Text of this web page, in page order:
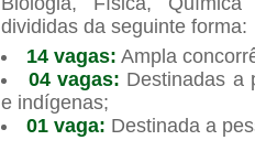
divididas da seguinte forma:
14 vagas: Ampla
04 vagas: Destinadas a
e indígenas;
01 vaga: Destinada a
Guia de boas práticas